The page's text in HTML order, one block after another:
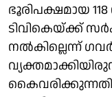
ഭൂരിപക്ഷമായ
ടിവികെയ്ക്ക്
നൽകില്ലെന്ന്